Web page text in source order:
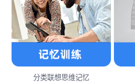
分类联想思维记忆